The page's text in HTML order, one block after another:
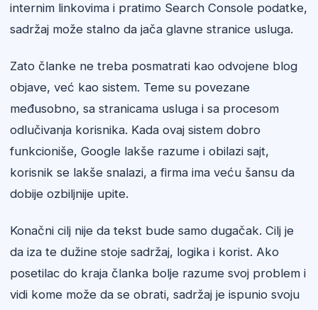
internim linkovima i pratimo Search Console podatke,
sadržaj može stalno da jača glavne stranice usluga.
Zato članke ne treba posmatrati kao odvojene blog
objave, već kao sistem. Teme su povezane
međusobno, sa stranicama usluga i sa procesom
odlučivanja korisnika. Kada ovaj sistem dobro
funkcioniše, Google lakše razume i obilazi sajt,
korisnik se lakše snalazi, a firma ima veću šansu da
dobije ozbiljnije upite.
Konačni cilj nije da tekst bude samo dugačak. Cilj je
da iza te dužine stoje sadržaj, logika i korist. Ako
posetilac do kraja članka bolje razume svoj problem i
vidi kome može da se obrati, sadržaj je ispunio svoju